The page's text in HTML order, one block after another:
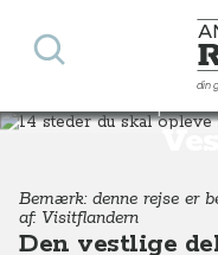
din
Søg
14
Destinationer Europa
Bemærk: denne rejse er
af: Visitflandern
Den vestlige